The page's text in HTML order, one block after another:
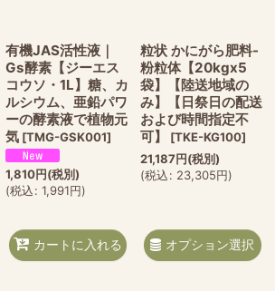
有機JAS活性液｜
Gs酵素【ジーエス
コウソ・1L】糖、カ
ルシウム、亜鉛パワ
ーの酵素液で植物元
気 [TMG-GSK001]
1,810円(税別)
(税込: 1,991円)
カートに入れる
粒状 かにがら肥料-
粉粒体【20kgx5
袋】【陸送地域の
み】【日祭日の配送
および時間指定不
可】
[TKE-KG100]
21,187円(税別)
(税込: 23,305円)
オプション選択